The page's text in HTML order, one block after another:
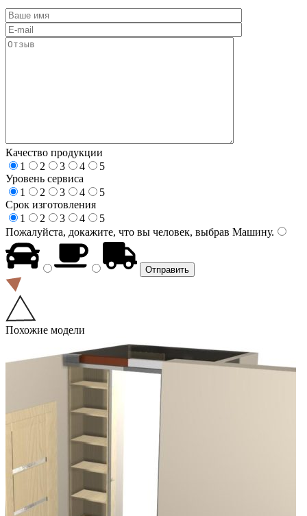
Качество продукции
1
2 3 4
5
Уровень сервиса
1
2 3 4
5
Срок изготовления
1
2 3 4
5
Пожалуйста, докажите, что вы человек, выбрав Машину.
Похожие модели